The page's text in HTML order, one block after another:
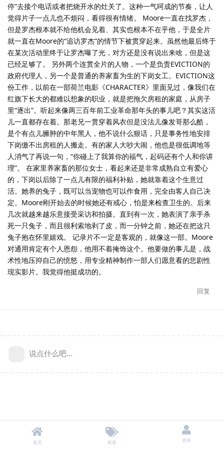
停”去接个电话或者把烧开水的灶关了。这种一气呵成的节奏，让人
觉得片子一点儿也不烦闷，看得很有情绪。 Moore一直在找罗杰，
但是罗杰根本就不给他机会见着、其实也根本不在乎他，于是全片
就一直在Moore的“追访罗杰”的情节下被贯穿起来。虽然他最后终于
在某次活动里终于让罗杰曝了光，对方还是没有说出来啥，但是这
已经足够了。 另外两个连贯全片的人物，一个是负责EVICTION的
政府代理人，另一个是普通的养家畜为生的下岗女工。EVICTION这
份工作，以前在一部荷兰电影《CHARACTER》里面见过，像我们在
红旗下长大的都难以想象的职业，就是把拖欠房租的家庭，从房子
里“逐出”。听起来像两三百年前工业革命那年头的事儿吧？其实这活
儿一直都存在着。那老兄一贯穿着风衣但是没法儿像发哥那么酷，
是个有点儿臃肿的中年黑人，他不说什么狠话，只是事务性地安排
下岗缴不出房租的人搬走。有的家人大吵大闹，他也是很低调地等
人消气了再说一句，“你碰上了我算你的福气，起码还有个人和你讲
理”。 在家里养家畜的那位女士，看起来还是非常成熟自立有爱心
的，下岗以后除了一点儿有限的福利补贴，她就靠着这个生意过
活。她养的兔子，既可以当宠物也可以作食用，完全由客人自己决
定。Moore刚开始去的时候她还有戒心，怕是来检查卫生的。后来
几次就越来越乐意接受采访和拍摄。直到有一次，她表演了亲手杀
死一只兔子，而且很利索地剥了皮，而一分钟之前，她还在把这只
兔子抱在怀里嬉戏。 记录片不一定是客观的，就像这一部。Moore
对通用肯定有个人恩怨，他用不着掩饰这个。他要做的事儿是，战
术性地压抑自己的愤怒，用专业精神制作一部人们愿意看的悲剧性
现实影片。我觉得他挺成功的。
回复
说点什么吧...
首页 标签 登录